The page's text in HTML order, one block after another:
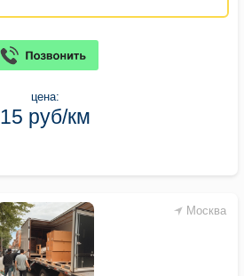
цена:
15 руб/км
Москва